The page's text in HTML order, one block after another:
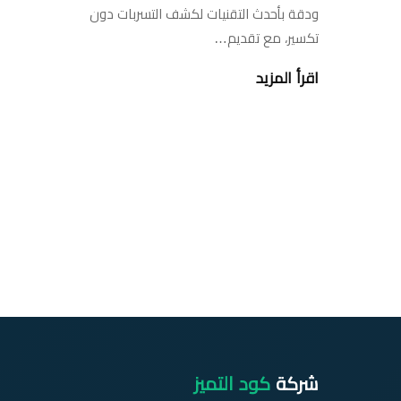
ودقة بأحدث التقنيات لكشف التسربات دون
تكسير، مع تقديم…
اقرأ المزيد
شركة كود التميز